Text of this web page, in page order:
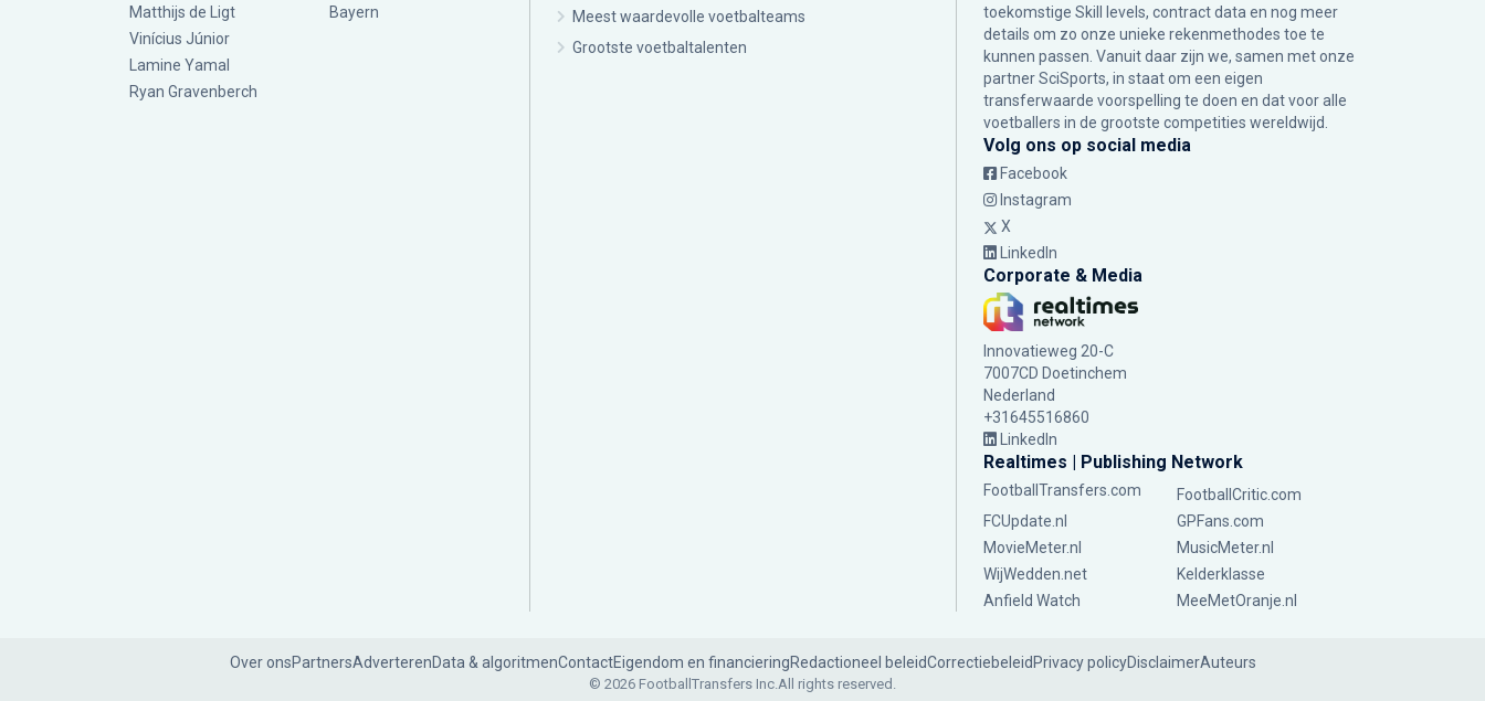
Matthijs de Ligt
Vinícius Júnior
Lamine Yamal
Ryan Gravenberch
Bayern
Meest waardevolle voetbalteams
Grootste voetbaltalenten
toekomstige Skill levels, contract data en nog meer
details om zo onze unieke rekenmethodes toe te
kunnen passen. Vanuit daar zijn we, samen met onze
partner SciSports, in staat om een eigen
transferwaarde voorspelling te doen en dat voor alle
voetballers in de grootste competities wereldwijd.
Volg ons op social media
Facebook
Instagram
X
LinkedIn
Corporate & Media
Innovatieweg 20-C
7007CD Doetinchem
Nederland
+31645516860
LinkedIn
Realtimes | Publishing Network
FootballTransfers.com
FootballCritic.com
FCUpdate.nl
GPFans.com
MovieMeter.nl
MusicMeter.nl
WijWedden.net
Kelderklasse
Anfield Watch
MeeMetOranje.nl
Over onsPartnersAdverterenData & algoritmenContactEigendom en financieringRedactioneel beleidCorrectiebeleid Privacy policyDisclaimerAuteurs
© 2026 FootballTransfers Inc.All rights reserved.